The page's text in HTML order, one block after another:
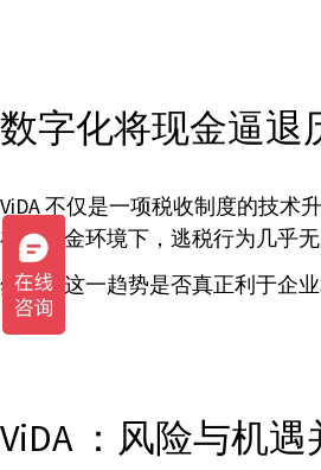
数字化将现金逼退
ViDA 不仅是一项税收制度的技术
在无现金环境下，逃税行为几乎
然而，这一趋势是否真正利于企
ViDA ：风险与机遇